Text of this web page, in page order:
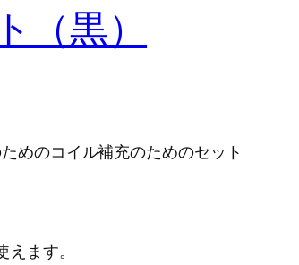
黒）
めのコイル補充のためのセット
ます。